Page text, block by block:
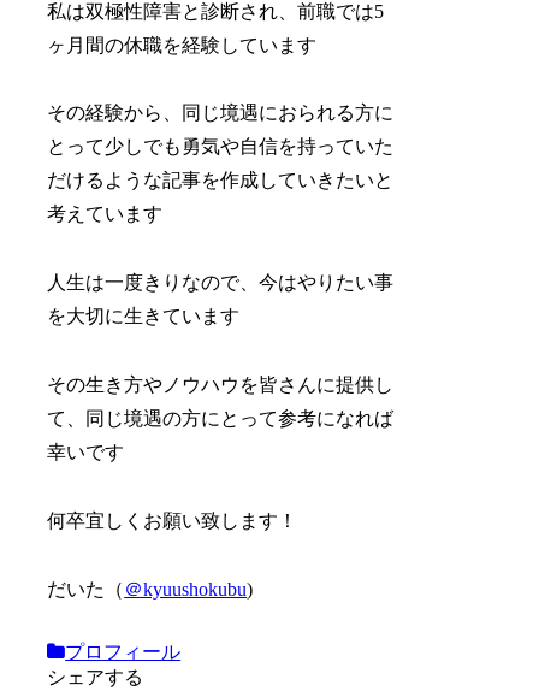
私は双極性障害と診断され、前職では5
ヶ月間の休職を経験しています
その経験から、同じ境遇におられる方に
とって少しでも勇気や自信を持っていた
だけるような記事を作成していきたいと
考えています
人生は一度きりなので、今はやりたい事
を大切に生きています
その生き方やノウハウを皆さんに提供し
て、同じ境遇の方にとって参考になれば
幸いです
何卒宜しくお願い致します！
だいた（ ＠kyuushokubu)
プロフィール
シェアする